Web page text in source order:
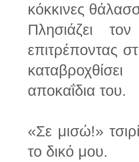
κόκκινες
Πλησιάζει
επιτρέποντας
αποκαΐδια του.
«Σε μισώ!»
το δικό μου.